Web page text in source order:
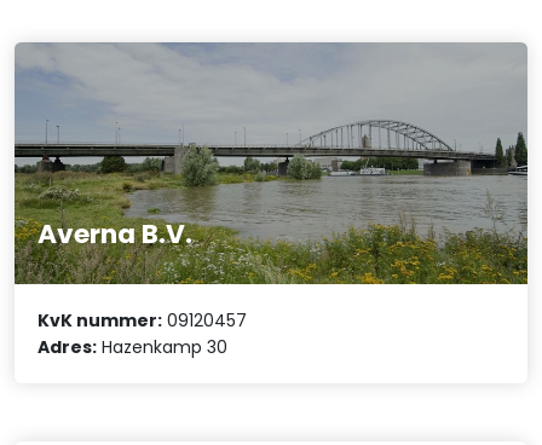
Averna B.V.
KvK nummer: 09120457
Adres: Hazenkamp 30